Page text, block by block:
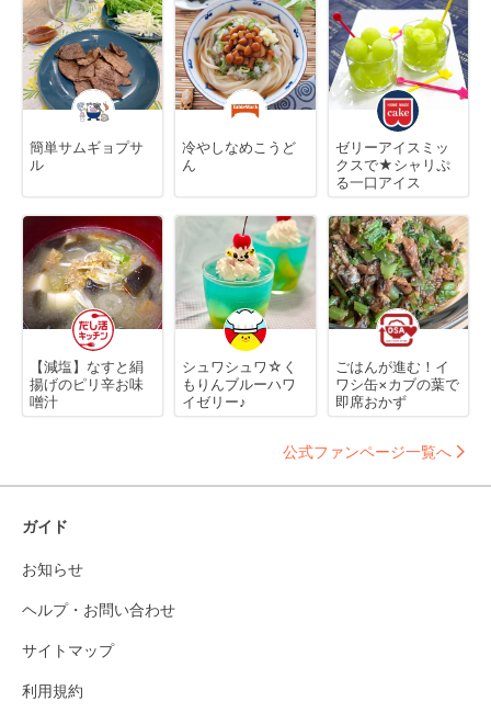
簡単サムギョプサ
ル
冷やしなめこうど
ん
ゼリーアイスミッ
クスで★シャリぷ
る一口アイス
【減塩】なすと絹
揚げのピリ辛お味
噌汁
シュワシュワ☆く
もりんブルーハワ
イゼリー♪
ごはんが進む！イ
ワシ缶×カブの葉で
即席おかず
公式ファンページ一覧へ
ガイド
お知らせ
ヘルプ・お問い合わせ
サイトマップ
利用規約